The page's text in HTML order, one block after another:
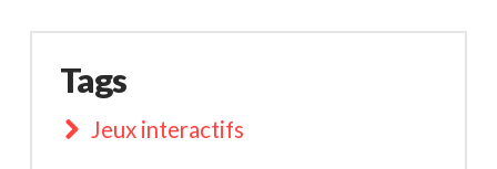
Tags
Jeux interactifs